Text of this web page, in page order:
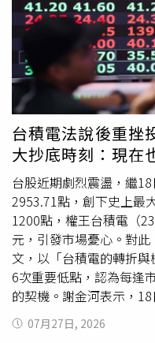
台積電法說後重
大抄底時刻：現在
台股近期劇烈震盪，繼
2953.71點，創下史上最
1200點，權王台積電（
元，引發市場憂心。對
文，以「台積電的轉折
6次重要低點，認為每逢
的契機。謝金河表示，
中最低跌至2290元，市
若回顧台積電過去20年
07月27日, 2026